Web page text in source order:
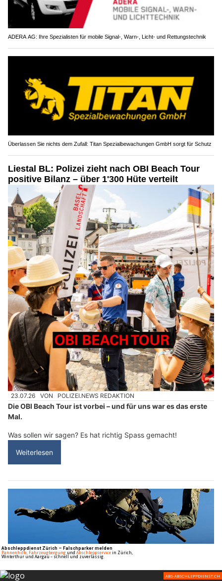
ADERA AG: Ihre Spezialisten für mobile Signal-, Warn-, Licht- und Rettungstechnik
Überlassen Sie nichts dem Zufall: Titan Spezialbewachungen GmbH sorgt für Schutz
Liestal BL: Polizei zieht nach OBI Beach Tour
positive Bilanz – über 1'300 Hüte verteilt
23.07.26 VON POLIZEI.NEWS REDAKTION
Die OBI Beach Tour ist vorbei – und für uns war es das erste
Mal.
Was sollen wir sagen? Es hat richtig Spass gemacht!
Weiterlesen
ALPINE FOX GmbH: Ihr Ausrüstungspartner für Polizei, Militär, Security und Jagd